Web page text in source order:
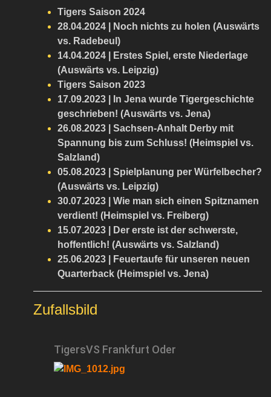
Tigers Saison 2024
28.04.2024 | Noch nichts zu holen (Auswärts
vs. Radebeul)
14.04.2024 | Erstes Spiel, erste Niederlage
(Auswärts vs. Leipzig)
Tigers Saison 2023
17.09.2023 | In Jena wurde Tigergeschichte
geschrieben! (Auswärts vs. Jena)
26.08.2023 | Sachsen-Anhalt Derby mit
Spannung bis zum Schluss! (Heimspiel vs.
Salzland)
05.08.2023 | Spielplanung per Würfelbecher?
(Auswärts vs. Leipzig)
30.07.2023 | Wie man sich einen Spitznamen
verdient! (Heimspiel vs. Freiberg)
15.07.2023 | Der erste ist der schwerste,
hoffentlich! (Auswärts vs. Salzland)
25.06.2023 | Feuertaufe für unseren neuen
Quarterback (Heimspiel vs. Jena)
Zufallsbild
TigersVS Frankfurt Oder